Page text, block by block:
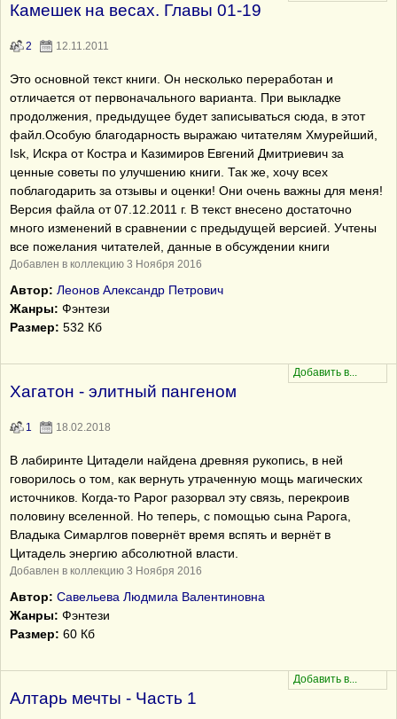
Камешек на весах. Главы 01-19
2 12.11.2011
Это основной текст книги. Он несколько переработан и
отличается от первоначального варианта. При выкладке
продолжения, предыдущее будет записываться сюда, в этот
файл.Особую благодарность выражаю читателям Хмурейший,
Isk, Искра от Костра и Казимиров Евгений Дмитриевич за
ценные советы по улучшению книги. Так же, хочу всех
поблагодарить за отзывы и оценки! Они очень важны для меня!
Версия файла от 07.12.2011 г. В текст внесено достаточно
много изменений в сравнении с предыдущей версией. Учтены
все пожелания читателей, данные в обсуждении книги
Добавлен в коллекцию 3 Ноября 2016
Автор: Леонов Александр Петрович
Жанры: Фэнтези
Размер: 532 Кб
Хагатон - элитный пангеном
1 18.02.2018
В лабиринте Цитадели найдена древняя рукопись, в ней
говорилось о том, как вернуть утраченную мощь магических
источников. Когда-то Рарог разорвал эту связь, перекроив
половину вселенной. Но теперь, с помощью сына Рарога,
Владыка Симарлгов повернёт время вспять и вернёт в
Цитадель энергию абсолютной власти.
Добавлен в коллекцию 3 Ноября 2016
Автор: Савельева Людмила Валентиновна
Жанры: Фэнтези
Размер: 60 Кб
Алтарь мечты - Часть 1